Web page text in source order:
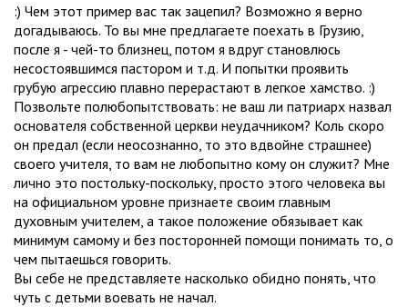
:) Чем этот пример вас так зацепил? Возможно я верно
догадываюсь. То вы мне предлагаете поехать в Грузию,
после я - чей-то близнец, потом я вдруг становлюсь
несостоявшимся пастором и т.д. И попытки проявить
грубую агрессию плавно перерастают в легкое хамство. :)
Позвольте полюбопытствовать: не ваш ли патриарх назвал
основателя собственной церкви неудачником? Коль скоро
он предал (если неосознанно, то это вдвойне страшнее)
своего учителя, то вам не любопытно кому он служит? Мне
лично это постольку-поскольку, просто этого человека вы
на официальном уровне признаете своим главным
духовным учителем, а такое положение обязывает как
минимум самому и без посторонней помощи понимать то, о
чем пытаешься говорить.
Вы себе не представляете насколько обидно понять, что
чуть с детьми воевать не начал.